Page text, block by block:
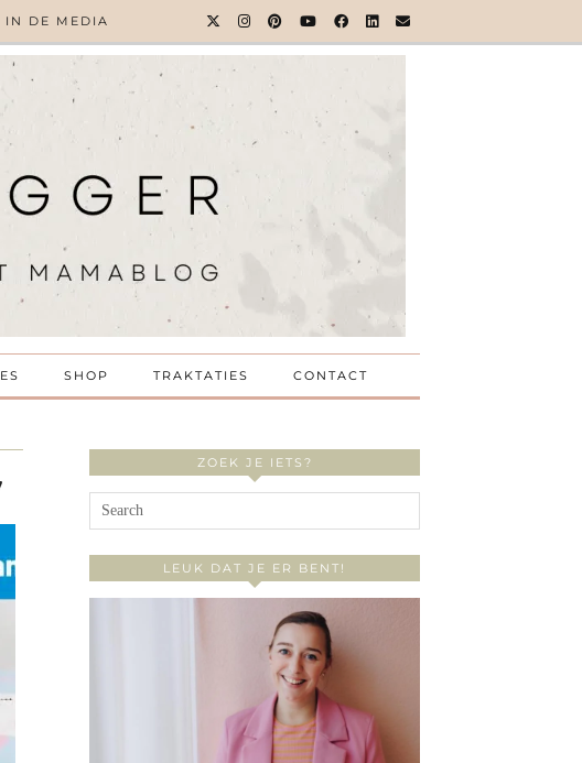
IN DE MEDIA
SHOP TRAKTATIES CONTACT
ZOEK JE IETS?
LEUK DAT JE ER BENT!